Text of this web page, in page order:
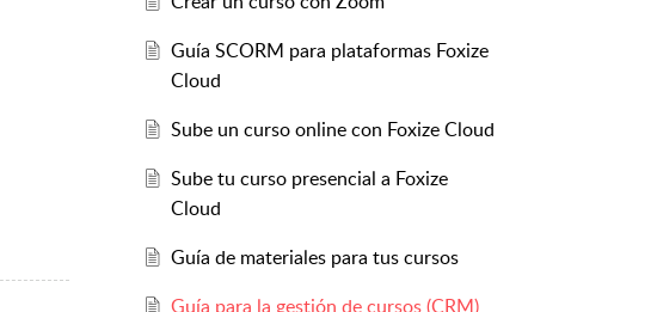
Guía SCORM para plataformas Foxize
Cloud
Sube un curso online con Foxize Cloud
Sube tu curso presencial a Foxize
Cloud
Guía de materiales para tus cursos
Guía para la gestión de cursos (CRM)